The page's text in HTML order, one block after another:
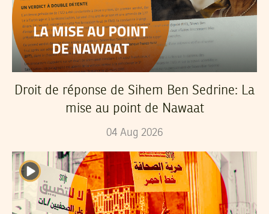
Droit de réponse de Sihem Ben Sedrine: La
mise au point de Nawaat
04 Aug 2026